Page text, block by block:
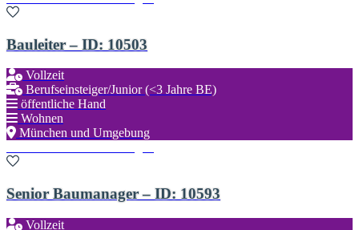
Bauleiter – ID: 10503
Vollzeit
Berufseinsteiger/Junior (<3 Jahre BE)
öffentliche Hand
Wohnen
München und Umgebung
Senior Baumanager – ID: 10593
Vollzeit